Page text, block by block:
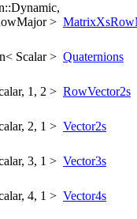
>
Scalar > Quaternions
1, 2 > RowVector2s
2, 1 > Vector2s
3, 1 > Vector3s
4, 1 > Vector4s